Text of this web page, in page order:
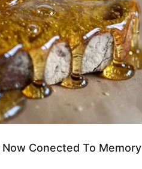
Conected To Memory